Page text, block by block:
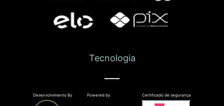
Tecnologia
Desenvolvimento By Powered by Certificado de segurança